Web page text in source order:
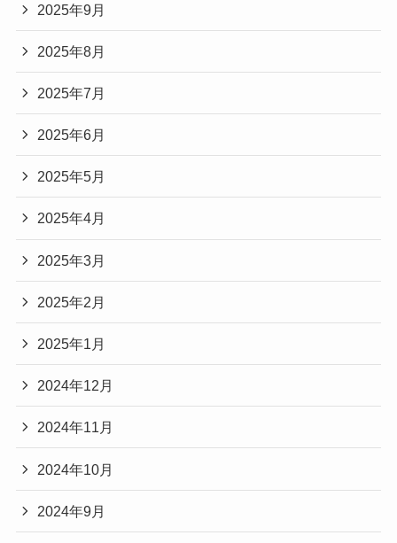
2025年9月
2025年8月
2025年7月
2025年6月
2025年5月
2025年4月
2025年3月
2025年2月
2025年1月
2024年12月
2024年11月
2024年10月
2024年9月